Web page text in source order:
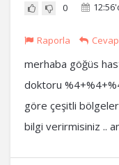
0
Raporla
merhaba göğüs
doktoru
göre çeşitli
bilgi verirmisiniz ..